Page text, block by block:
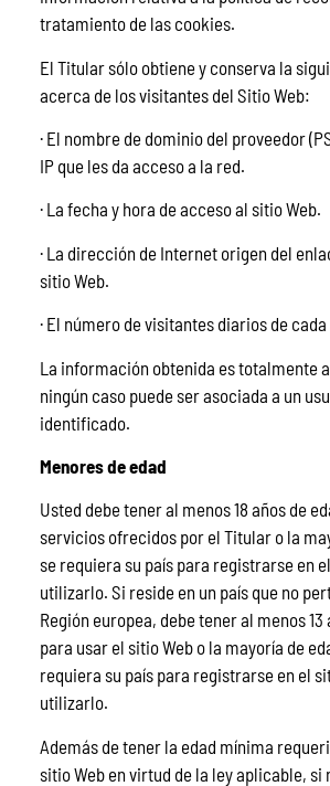
tratamiento de las cookies.
El Titular sólo obtiene y conserva la
acerca de los visitantes del Sitio Web:
· El nombre de dominio del proveedor
IP que les da acceso a la red.
· La fecha y hora de acceso al sitio Web.
· La dirección de Internet origen del
sitio Web.
· El número de visitantes diarios de
La información obtenida es totalmente
ningún caso puede ser asociada a un
identificado.
Menores de edad
Usted debe tener al menos 18 años de
servicios ofrecidos por el Titular o la
se requiera su país para registrarse en
utilizarlo. Si reside en un país que no
Región europea, debe tener al menos 13
para usar el sitio Web o la mayoría de
requiera su país para registrarse en el
utilizarlo.
Además de tener la edad mínima
sitio Web en virtud de la ley aplicable, si